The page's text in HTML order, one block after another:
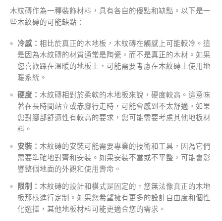
木紋磚作為一種裝飾材料，具有各自的優點和缺點。以下是一
些木紋磚的可能缺點：
冷感： 相比於真正的木地板，木紋磚在觸感上可能較冷。這
是因為木紋磚的材質通常是陶瓷，而不是真正的木材。如果
您喜歡踩在溫暖的地板上，可能需要考慮在木紋磚上使用地
暖系統。
硬度： 木紋磚相對於柔軟的木地板來說，硬度較高。這意味
著在長時間站立或赤腳行走時，可能會感到不太舒適。如果
您對腳部舒適性有較高的要求，您可能需要考慮其他地板材
料。
安裝： 木紋磚的安裝可能需要專業的技術和工具，因為它們
需要準確地對齊和安裝。如果安裝不當或不平整，可能會影
響整個地面的外觀和使用壽命。
限制： 木紋磚的設計和模式是固定的，您無法像真正的木地
板那樣進行定制。如果您希望擁有更多的設計自由度和個性
化選擇，其他地板材料可能更適合您的需求。